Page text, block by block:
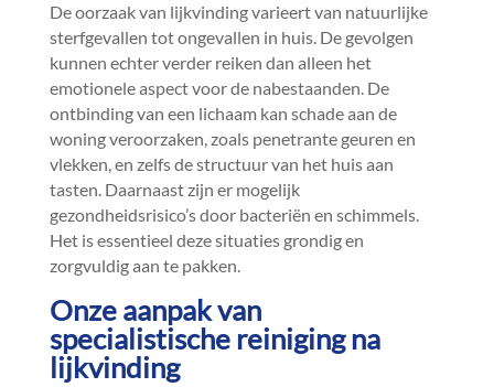
De oorzaak van lijkvinding varieert van natuurlijke
sterfgevallen tot ongevallen in huis.​ De gevolgen
kunnen echter verder reiken dan alleen het
emotionele aspect voor de nabestaanden.​ De
ontbinding van een lichaam kan schade aan de
woning veroorzaken, zoals penetrante geuren en
vlekken, en zelfs de structuur van het huis aan
tasten.​ Daarnaast zijn er mogelijk
gezondheidsrisico’s door bacteriën en schimmels.​
Het is essentieel deze situaties grondig en
zorgvuldig aan te pakken.​
Onze aanpak van
specialistische reiniging na
lijkvinding